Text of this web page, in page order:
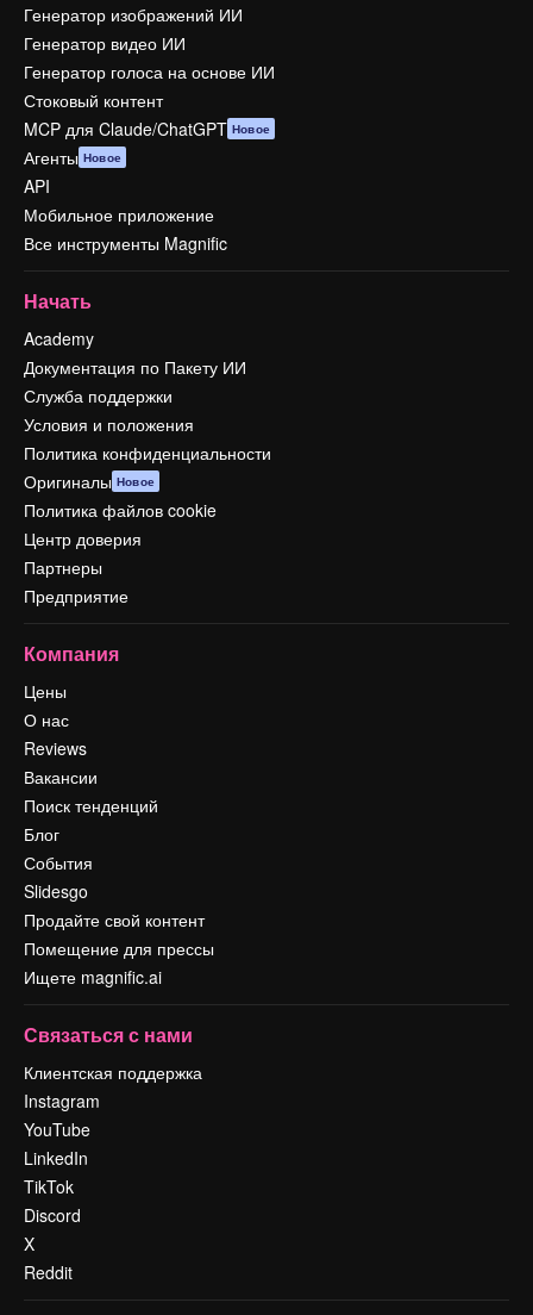
Генератор изображений ИИ
Генератор видео ИИ
Генератор голоса на основе ИИ
Стоковый контент
MCP для Claude/ChatGPT Новое
Агенты Новое
API
Мобильное приложение
Все инструменты Magnific
Начать
Academy
Документация по Пакету ИИ
Служба поддержки
Условия и положения
Политика конфиденциальности
Оригиналы Новое
Политика файлов cookie
Центр доверия
Партнеры
Предприятие
Компания
Цены
О нас
Reviews
Вакансии
Поиск тенденций
Блог
События
Slidesgo
Продайте свой контент
Помещение для прессы
Ищете magnific.ai
Связаться с нами
Клиентская поддержка
Instagram
YouTube
LinkedIn
TikTok
Discord
X
Reddit